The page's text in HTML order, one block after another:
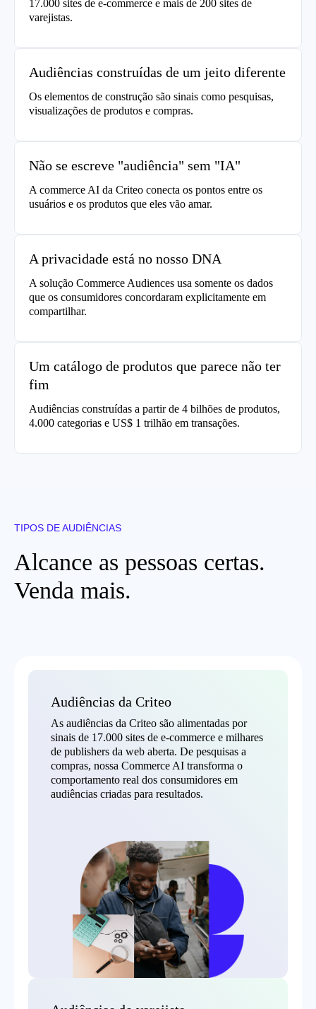
17.000 sites de e-commerce e mais de 200 sites de
varejistas.
Audiências construídas de um jeito diferente
Os elementos de construção são sinais como pesquisas,
visualizações de produtos e compras.
Não se escreve "audiência" sem "IA"
A commerce AI da Criteo conecta os pontos entre os
usuários e os produtos que eles vão amar.
A privacidade está no nosso DNA
A solução Commerce Audiences usa somente os dados
que os consumidores concordaram explicitamente em
compartilhar.
Um catálogo de produtos que parece não ter
fim
Audiências construídas a partir de 4 bilhões de produtos,
4.000 categorias e US$ 1 trilhão em transações.
TIPOS DE AUDIÊNCIAS
Alcance as pessoas certas.
Venda mais.
Audiências da Criteo
As audiências da Criteo são alimentadas por
sinais de 17.000 sites de e-commerce e milhares
de publishers da web aberta. De pesquisas a
compras, nossa Commerce AI transforma o
comportamento real dos consumidores em
audiências criadas para resultados.